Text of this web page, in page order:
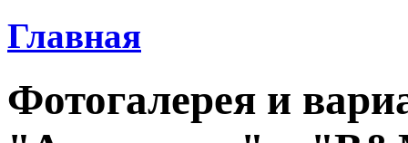
Главная
Фотогалерея и